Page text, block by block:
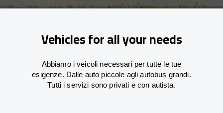
Vehicles for all your needs
Abbiamo i veicoli necessari per tutte le tue
esigenze. Dalle auto piccole agli autobus grandi.
Tutti i servizi sono privati e con autista.